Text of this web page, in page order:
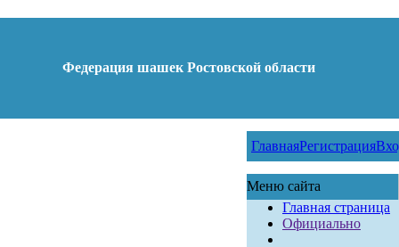
Федерация шашек Ростовской области
ГлавнаяРегистрация
Меню сайта
Главная страница
Официально